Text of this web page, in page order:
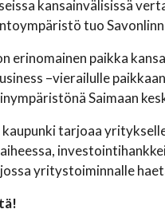
kansainvälisissä
tuo
erinomainen paikka
–vierailulle
Saimaan
kaupunki tarjoaa
yritystoiminnalle